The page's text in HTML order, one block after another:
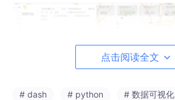
点击阅读全文
# dash # python # 数据可视化